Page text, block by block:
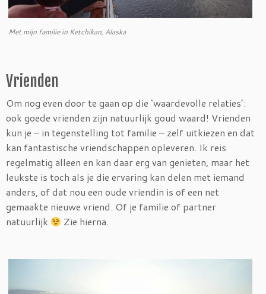
Met mijn familie in Ketchikan, Alaska
Vrienden
Om nog even door te gaan op die ‘waardevolle relaties’:
ook goede vrienden zijn natuurlijk goud waard! Vrienden
kun je – in tegenstelling tot familie – zelf uitkiezen en dat
kan fantastische vriendschappen opleveren. Ik reis
regelmatig alleen en kan daar erg van genieten, maar het
leukste is toch als je die ervaring kan delen met iemand
anders, of dat nou een oude vriendin is of een net
gemaakte nieuwe vriend. Of je familie of partner
natuurlijk
Zie hierna.